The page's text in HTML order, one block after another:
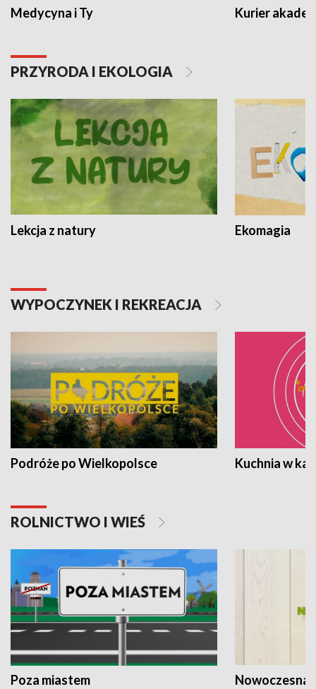
Medycyna i Ty Kurier
PRZYRODA I EKOLOGIA
Lekcja z natury Ekomagia
WYPOCZYNEK I REKREACJA
Podróże po Wielkopolsce Kuchnia w
ROLNICTWO I WIEŚ
Poza miastem Nowoczesna